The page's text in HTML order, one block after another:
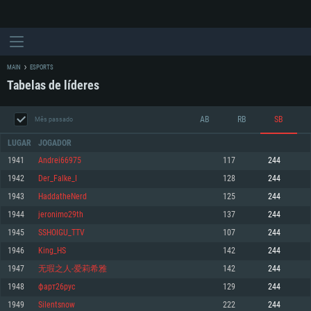
REQUERIMENTOS DE SISTEMA
Mínimo
Sistema Operativo: Windows 10 (64 bit)
Processador: Dual-Core 2.2 GHz
Mínimo
Sistema Operativo: Mac OS Big Sur 11.0 ou versão mais recente
Processador: Core i5 2.2GHz mínimo (Intel Xeon não suportado)
Mínimo
Sistema Operativo: Distribuições mais modernas do Linux de 64bit
Processador: Dual-Core 2.4 GHz
MAIN ESPORTS
Tabelas de líderes
Mês passado AB RB SB
LUGAR JOGADOR
1941 Andrei66975 117 244
1942 Der_Falke_I 128 244
1943 HaddatheNerd 125 244
1944 jeronimo29th 137 244
1945 SSHOIGU_TTV 107 244
1946 King_HS 142 244
1947 无瑕之人-爱莉希雅 142 244
1948 фарт26рус 129 244
1949 Silentsnow 222 244